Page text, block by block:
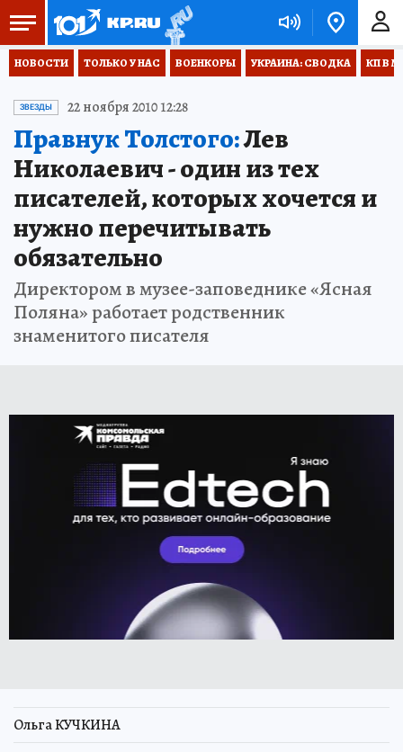
НОВОСТИ ТОЛЬКО У НАС ВОЕНКОРЫ УКРАИНА: СВОДКА КП В
ЗВЕЗДЫ 22 ноября 2010 12:28
Правнук Толстого:Лев
Николаевич - один из тех
писателей, которых хочется и
нужно перечитывать
обязательно
Директором в музее-заповеднике «Ясная
Поляна» работает родственник
знаменитого писателя
Ольга КУЧКИНА